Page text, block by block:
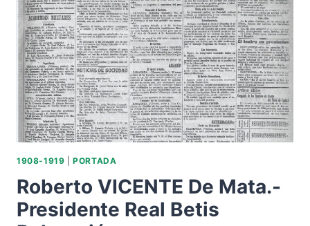
1908-1919 |PORTADA
Roberto VICENTE De Mata.-
Presidente Real Betis